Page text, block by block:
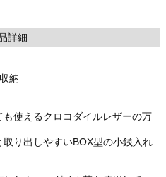
詳細
納
使えるクロコダイルレザーの万
り出しやすいBOX型の小銭入れ